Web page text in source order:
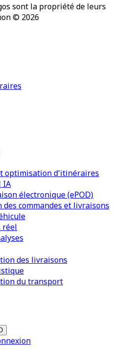
sont la propriété de leurs
© 2026
optimisation d'itinéraires
IA
électronique (ePOD)
des commandes et livraisons
réel
des livraisons
du transport